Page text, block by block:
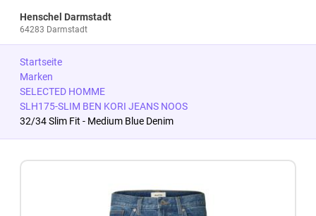
Henschel Darmstadt
64283 Darmstadt
Startseite
Marken
SELECTED HOMME
SLH175-SLIM BEN KORI JEANS NOOS
32/34 Slim Fit - Medium Blue Denim